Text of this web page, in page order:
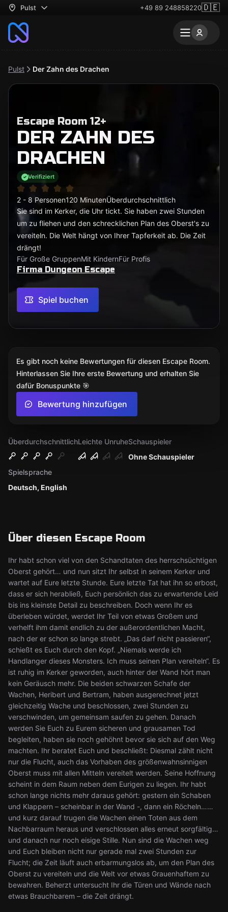
Pulst +49 89 248858220🇩🇪
Pulst Der Zahn des Drachen
Escape Room 12+
DER ZAHN DES
DRACHEN
Verifiziert
2 - 8 Personen120 MinutenÜberdurchschnittlich
Sie sind im Kerker, die Uhr tickt. Sie haben zwei Stunden
um zu fliehen und den schrecklichen Plan des Oberst's zu
vereiteln. Die Welt hängt von Ihrer Tapferkeit ab. Die Zeit
drängt!
Für Große GruppenMit KindernFür Profis
Firma Dungeon Escape
Spiel buchen
ÜberdurchschnittlichLeichte Unruhe
Ohne Schauspieler
Schauspieler
Deutsch, English
Spielsprache
Über diesen Escape Room
Ihr habt schon viel von den Schandtaten des herrschsüchtigen
Oberst gehört… und nun sitzt Ihr selbst in seinem Kerker und
wartet auf Eure letzte Stunde. Eure letzte Tat hat ihn so erbost,
dass er sich herabließ, Euch persönlich das zu erwartende Leid
bis ins kleinste Detail zu beschreiben. Doch wenn Ihr es
überleben würdet, werdet Ihr Teil von etwas Großem und
verhelft ihm damit endlich zu der außerordentlichen Macht,
nach der er schon so lange strebt. „Das darf nicht passieren“,
schießt es Euch durch den Kopf. „Niemals werde ich
Handlanger dieses Monsters. Ich muss seinen Plan vereiteln“. Es
ist ruhig im Kerker geworden, auch hinter der Wand hört man
kein Geräusch mehr. Die beiden schwarzen Schafe der
Wachen, Heribert und Bertram, haben ausgerechnet jetzt
gleichzeitig Wache und beschlossen, zwei Stunden zu
verschwinden, um gemeinsam saufen zu gehen. Danach
werden Sie Euch zu Eurem sicheren und grausamen Tod
begleiten, haben sie noch gehöhnt bevor sie sich auf den Weg
machten. Ihr beratet Euch und beschließt: Diesmal zählt nicht
nur die Flucht, auch das Vorhaben des größenwahnsinnigen
Oberst muss mit allen Mitteln vereitelt werden. Seine Hoffnung
scheint in dem Raum neben dem Eurigen zu liegen. Ihr habt
schon lange nichts mehr daraus gehört: gestern ein Schaben
und Klappern – scheinbar in der Wand -, dann ein Röcheln……
und kurz darauf trugen die Wachen einen Toten aus dem
Nachbarraum heraus und verschlossen alles erneut sorgfältig…
und danach nur noch eisige Stille. Nun sind die Wachen weg
und Euch bleiben nicht nur gerade mal zwei Stunden zur
Flucht; die Zeit läuft auch erbarmungslos ab, um den Plan des
Oberst zu vereiteln und die Welt vor etwas Grauenhaftem zu
bewahren. Beherzt untersucht Ihr die Türen und Wände nach
etwas Brauchbarem – die Zeit drängt.
Es gibt noch keine Bewertungen für diesen Escape Room.
Hinterlassen Sie Ihre erste Bewertung und erhalten Sie
dafür Bonuspunkte 🎯
Bewertung hinzufügen